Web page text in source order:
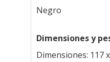
Negro
Dimensiones y
Dimensiones: 117